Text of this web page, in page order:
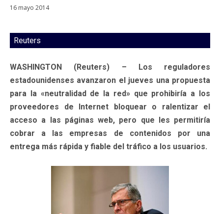
16 mayo 2014
Reuters
WASHINGTON (Reuters) – Los reguladores
estadounidenses avanzaron el jueves una propuesta
para la «neutralidad de la red» que prohibiría a los
proveedores de Internet bloquear o ralentizar el
acceso a las páginas web, pero que les permitiría
cobrar a las empresas de contenidos por una
entrega más rápida y fiable del tráfico a los usuarios.